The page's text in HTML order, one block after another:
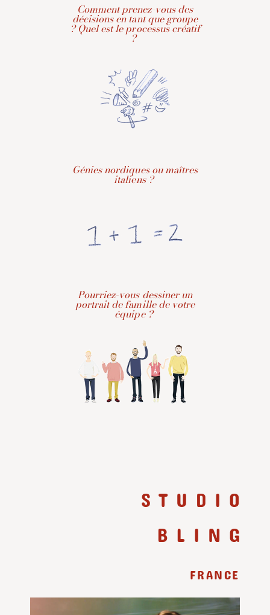
Comment prenez-vous des
décisions en tant que groupe
? Quel est le processus créatif
?
Génies nordiques ou maîtres
italiens ?
Pourriez-vous dessiner un
portrait de famille de votre
équipe ?
STUDIO
BLING
FRANCE